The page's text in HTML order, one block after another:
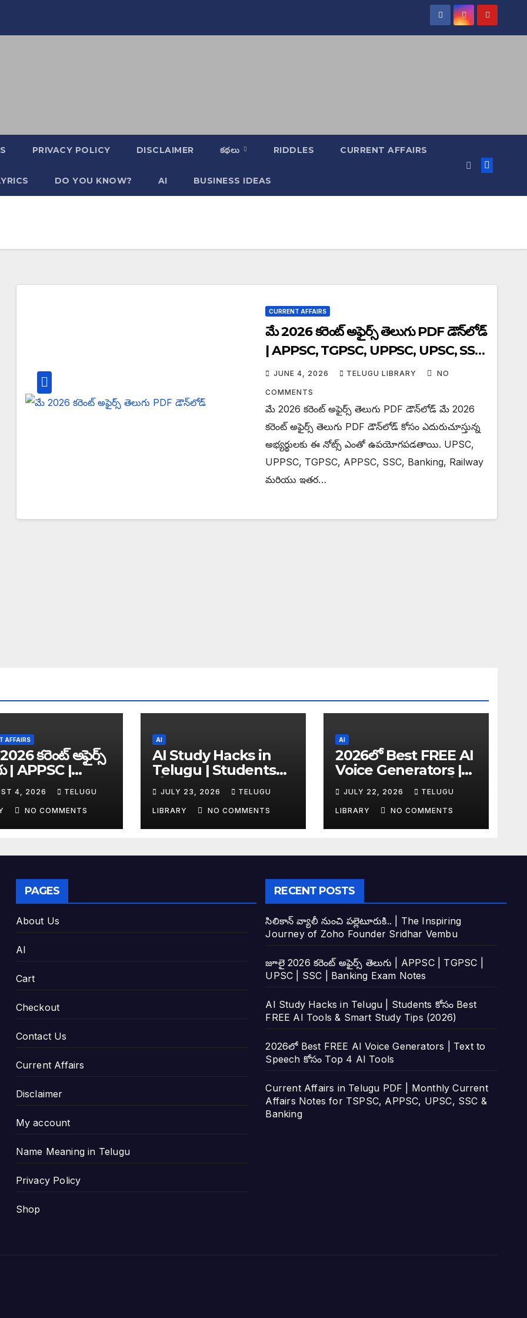
PRIVACY POLICY DISCLAIMER కథలు RIDDLES CURRENT AFFAIRS
DO YOU KNOW? AI BUSINESS IDEAS
CURRENT AFFAIRS
మే 2026 కరెంట్ అఫైర్స్ తెలుగు PDF డౌన్‌లోడ్
| APPSC, TGPSC, UPPSC, UPSC, SSC
Exam Notes
JUNE 4, 2026 TELUGU LIBRARY NO
COMMENTS
మే 2026 కరెంట్ అఫైర్స్ తెలుగు PDF డౌన్‌లోడ్ మే 2026
కరెంట్ అఫైర్స్ తెలుగు PDF డౌన్‌లోడ్ కోసం ఎదురుచూస్తున్న
అభ్యర్థులకు ఈ నోట్స్ ఎంతో ఉపయోగపడతాయి. UPSC,
UPPSC, TGPSC, APPSC, SSC, Banking, Railway
మరియు ఇతర…
AFFAIRS
కరెంట్ అఫైర్స్
| APPSC |
| UPSC | SSC |
Exam
4, 2026 TELUGU
NO COMMENTS
AI
AI Study Hacks in
Telugu | Students
కోసం Best FREE AI
Tools & Smart Study
Tips (2026)
JULY 23, 2026 TELUGU
LIBRARY NO COMMENTS
AI
2026లో Best FREE AI
Voice Generators |
Text to Speech కోసం
Top 4 AI Tools
JULY 22, 2026 TELUGU
LIBRARY NO COMMENTS
PAGES
About Us
AI
Cart
Checkout
Contact Us
Current Affairs
Disclaimer
My account
Name Meaning in Telugu
Privacy Policy
Shop
RECENT POSTS
సిలికాన్ వ్యాలీ నుంచి పల్లెటూరుకి.. | The Inspiring
Journey of Zoho Founder Sridhar Vembu
జూలై 2026 కరెంట్ అఫైర్స్ తెలుగు | APPSC | TGPSC |
UPSC | SSC | Banking Exam Notes
AI Study Hacks in Telugu | Students కోసం Best
FREE AI Tools & Smart Study Tips (2026)
2026లో Best FREE AI Voice Generators | Text to
Speech కోసం Top 4 AI Tools
Current Affairs in Telugu PDF | Monthly Current
Affairs Notes for TSPSC, APPSC, UPSC, SSC &
Banking